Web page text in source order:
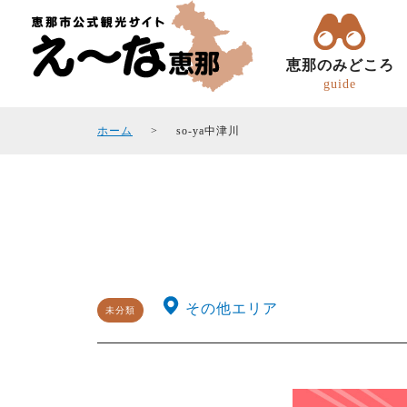
恵那のみどころ
guide
トコトコ恵ちゃん(バスツアー)
ホーム so-ya中津川
未分類 その他エリア